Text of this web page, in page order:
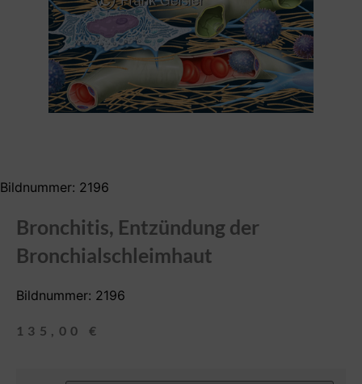
Bildnummer: 2196
Bronchitis, Entzündung der
Bronchialschleimhaut
Bildnummer: 2196
135,00 €